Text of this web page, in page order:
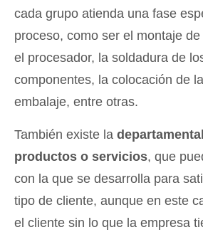
cada grupo atienda una fase
proceso, como ser el montaje
el procesador, la soldadura de
componentes, la colocación de
embalaje, entre otras.
También existe la
productos o servicios, que
con la que se desarrolla para
tipo de cliente, aunque en este
el cliente sin lo que la empresa